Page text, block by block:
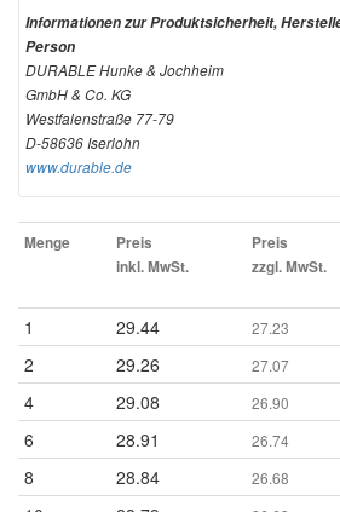
Informationen zur Produktsicherheit,
Person
DURABLE Hunke & Jochheim
GmbH & Co. KG
Westfalenstraße 77-79
D-58636 Iserlohn
www.durable.de
Menge
Preis
inkl. MwSt.
Preis
zzgl. MwSt.
1 29.44 27.23
2 29.26 27.07
4 29.08 26.90
6 28.91 26.74
8 28.84 26.68